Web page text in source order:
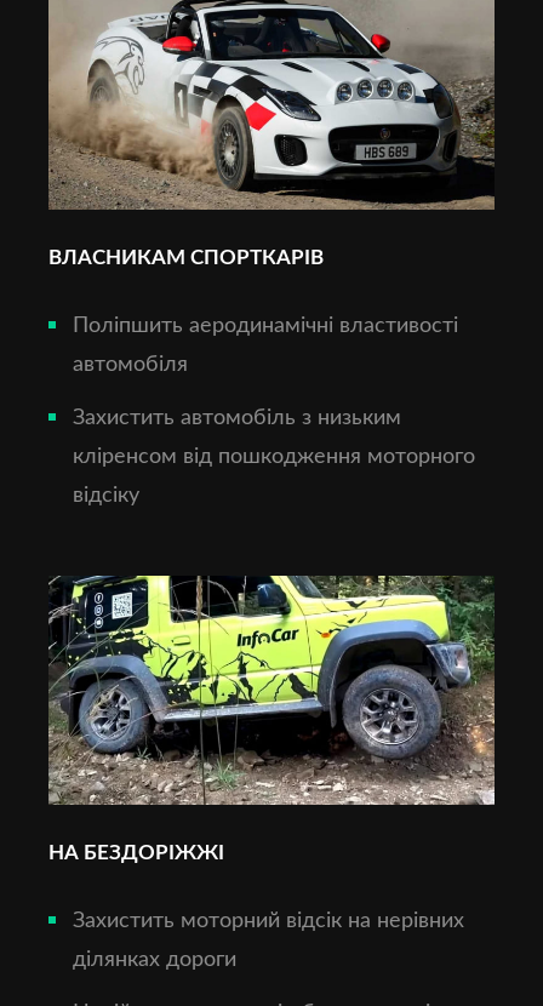
ВЛАСНИКАМ СПОРТКАРІВ
Поліпшить аеродинамічні властивості
автомобіля
Захистить автомобіль з низьким
кліренсом від пошкодження моторного
відсіку
НА БЕЗДОРІЖЖІ
Захистить моторний відсік на нерівних
ділянках дороги